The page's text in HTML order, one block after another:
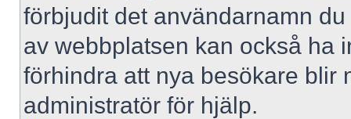
förbjudit det användarnamn
av webbplatsen kan också ha
förhindra att nya besökare blir
administratör för hjälp.